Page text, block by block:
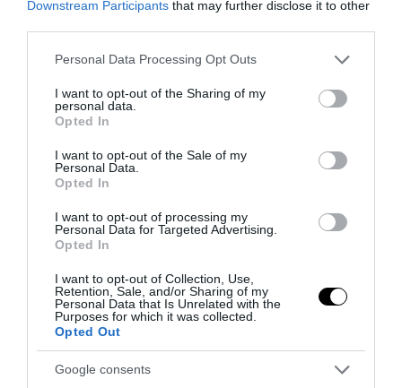
Downstream Participants that may further disclose it to other
Please note that this website/app uses one or more Google
not limited to your visit or usage behaviour. You may click to
grant or deny consent to Google and its third-party tags to
use your data for below specified purposes in below Google
consent section.
Personal Data Processing Opt Outs
I want to opt-out of the Sharing of my
personal data.
Opted In
I want to opt-out of the Sale of my
Personal Data.
Opted In
I want to opt-out of processing my
Personal Data for Targeted Advertising.
Opted In
I want to opt-out of Collection, Use,
Retention, Sale, and/or Sharing of my
Personal Data that Is Unrelated with the
Purposes for which it was collected.
Opted Out
Google consents
Sánchez contro l’Italia: il socialista dell’accoglienza